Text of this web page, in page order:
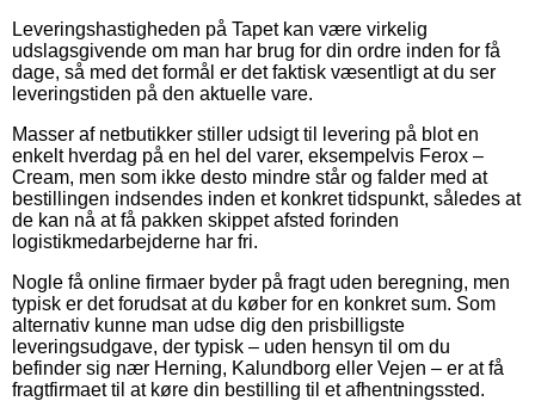
Leveringshastigheden på Tapet kan være virkelig
udslagsgivende om man har brug for din ordre inden for få
dage, så med det formål er det faktisk væsentligt at du ser
leveringstiden på den aktuelle vare.
Masser af netbutikker stiller udsigt til levering på blot en
enkelt hverdag på en hel del varer, eksempelvis Ferox –
Cream, men som ikke desto mindre står og falder med at
bestillingen indsendes inden et konkret tidspunkt, således at
de kan nå at få pakken skippet afsted forinden
logistikmedarbejderne har fri.
Nogle få online firmaer byder på fragt uden beregning, men
typisk er det forudsat at du køber for en konkret sum. Som
alternativ kunne man udse dig den prisbilligste
leveringsudgave, der typisk – uden hensyn til om du
befinder sig nær Herning, Kalundborg eller Vejen – er at få
fragtfirmaet til at køre din bestilling til et afhentningssted.